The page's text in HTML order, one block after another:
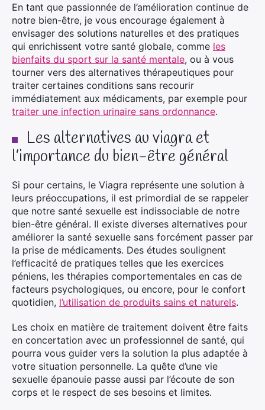
En tant que passionnée de l’amélioration continue de
notre bien-être, je vous encourage également à
envisager des solutions naturelles et des pratiques
qui enrichissent votre santé globale, comme les
bienfaits du sport sur la santé mentale, ou à vous
tourner vers des alternatives thérapeutiques pour
traiter certaines conditions sans recourir
immédiatement aux médicaments, par exemple pour
traiter une infection urinaire sans ordonnance.
Les alternatives au viagra et
l’importance du bien-être général
Si pour certains, le Viagra représente une solution à
leurs préoccupations, il est primordial de se rappeler
que notre santé sexuelle est indissociable de notre
bien-être général. Il existe diverses alternatives pour
améliorer la santé sexuelle sans forcément passer par
la prise de médicaments. Des études soulignent
l’efficacité de pratiques telles que les exercices
péniens, les thérapies comportementales en cas de
facteurs psychologiques, ou encore, pour le confort
quotidien, l’utilisation de produits sains et naturels.
Les choix en matière de traitement doivent être faits
en concertation avec un professionnel de santé, qui
pourra vous guider vers la solution la plus adaptée à
votre situation personnelle. La quête d’une vie
sexuelle épanouie passe aussi par l’écoute de son
corps et le respect de ses besoins et limites.